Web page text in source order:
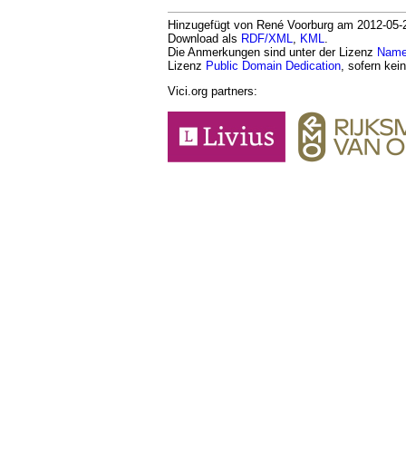
Hinzugefügt von René Voorburg am 2012-
Download als RDF/XML, KML.
Die Anmerkungen sind unter der Lizenz
Lizenz Public Domain Dedication, sofern
Vici.org partners: